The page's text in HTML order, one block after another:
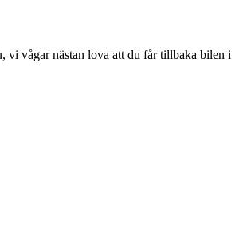
vi vågar nästan lova att du får tillbaka bilen i